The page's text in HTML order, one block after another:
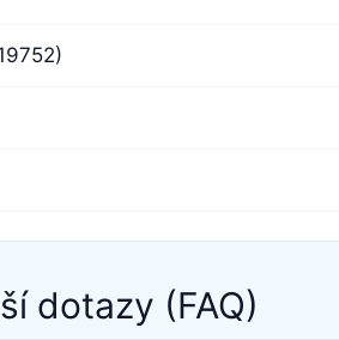
dotazy (FAQ)